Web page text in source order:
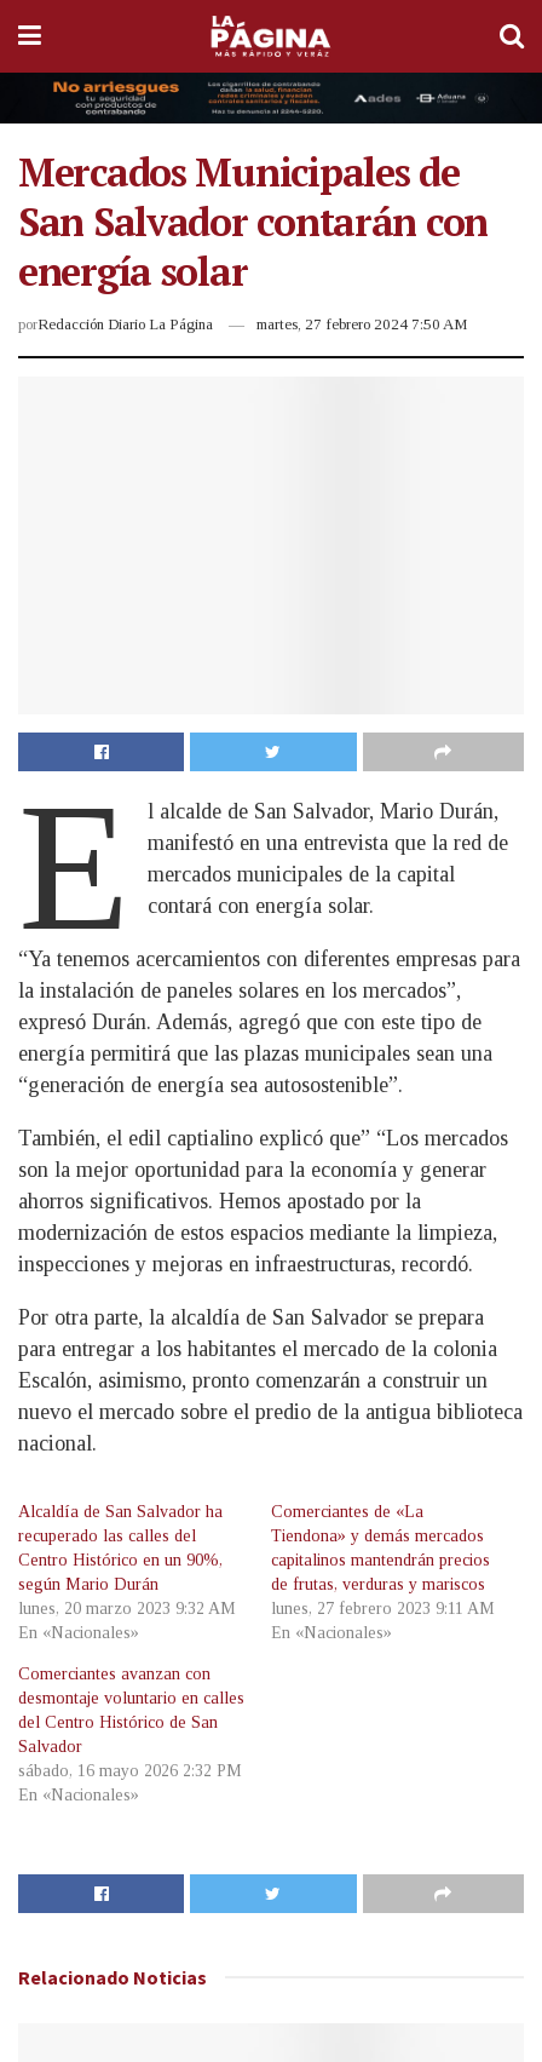
Mercados Municipales de
San Salvador contarán con
energía solar
porRedacción Diario La Página martes, 27 febrero 2024 7:50 AM
E
l alcalde de San Salvador, Mario Durán,
manifestó en una entrevista que la red de
mercados municipales de la capital
contará con energía solar.
“Ya tenemos acercamientos con diferentes empresas para
la instalación de paneles solares en los mercados”,
expresó Durán. Además, agregó que con este tipo de
energía permitirá que las plazas municipales sean una
“generación de energía sea autosostenible”.
También, el edil captialino explicó que” “Los mercados
son la mejor oportunidad para la economía y generar
ahorros significativos. Hemos apostado por la
modernización de estos espacios mediante la limpieza,
inspecciones y mejoras en infraestructuras, recordó.
Por otra parte, la alcaldía de San Salvador se prepara
para entregar a los habitantes el mercado de la colonia
Escalón, asimismo, pronto comenzarán a construir un
nuevo el mercado sobre el predio de la antigua biblioteca
nacional.
Alcaldía de San Salvador ha
recuperado las calles del
Centro Histórico en un 90%,
según Mario Durán
lunes, 20 marzo 2023 9:32 AM
En «Nacionales»
Comerciantes de «La
Tiendona» y demás mercados
capitalinos mantendrán precios
de frutas, verduras y mariscos
lunes, 27 febrero 2023 9:11 AM
En «Nacionales»
Comerciantes avanzan con
desmontaje voluntario en calles
del Centro Histórico de San
Salvador
sábado, 16 mayo 2026 2:32 PM
En «Nacionales»
Relacionado Noticias